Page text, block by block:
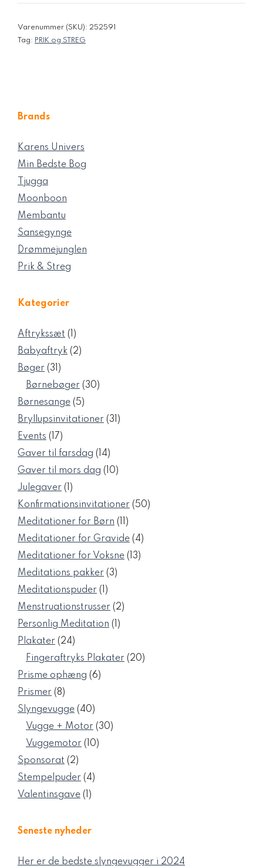
Varenummer (SKU): 252591
Tag: PRIK og STREG
Brands
Karens Univers
Min Bedste Bog
Tjugga
Moonboon
Membantu
Sansegynge
Drømmejunglen
Prik & Streg
Kategorier
Aftrykssæt 11
vare
Babyaftryk 22
Bøger 3131
varer
Børnebøger 3030
Børnesange 55
varer
Bryllupsinvitationer 3131
Events 1717
varer
Gaver til farsdag 1414
varer
Gaver til mors dag 1010
Julegaver 11
vare
Konfirmationsinvitationer 5050
Meditationer for Børn 1111
varer
Meditationer for Gravide 44
Meditationer for Voksne 1313
Meditations pakker 33
Meditationspuder 11
vare
Menstruationstrusser 22
Personlig Meditation 11
Plakater 2424
varer
Fingeraftryks Plakater 2020
Prisme ophæng 66
Prismer 88
varer
Slyngevugge 4040
varer
Vugge + Motor 3030
Vuggemotor 1010
Sponsorat 22
varer
Stempelpuder 44
Valentinsgave 11
Seneste nyheder
Her er de bedste slyngevugger i 2024